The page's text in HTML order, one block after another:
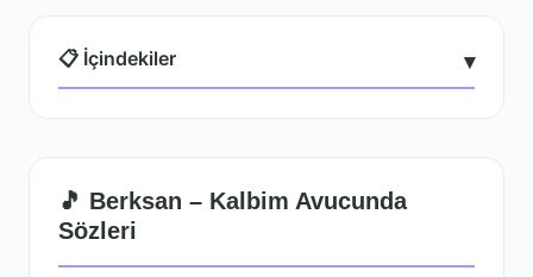
📋 İçindekiler ▾
🎵 Berksan – Kalbim Avucunda
Sözleri